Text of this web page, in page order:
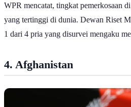
WPR mencatat, tingkat pemerkosaan
yang tertinggi di dunia. Dewan Riset
1 dari 4 pria yang disurvei mengaku
4. Afghanistan